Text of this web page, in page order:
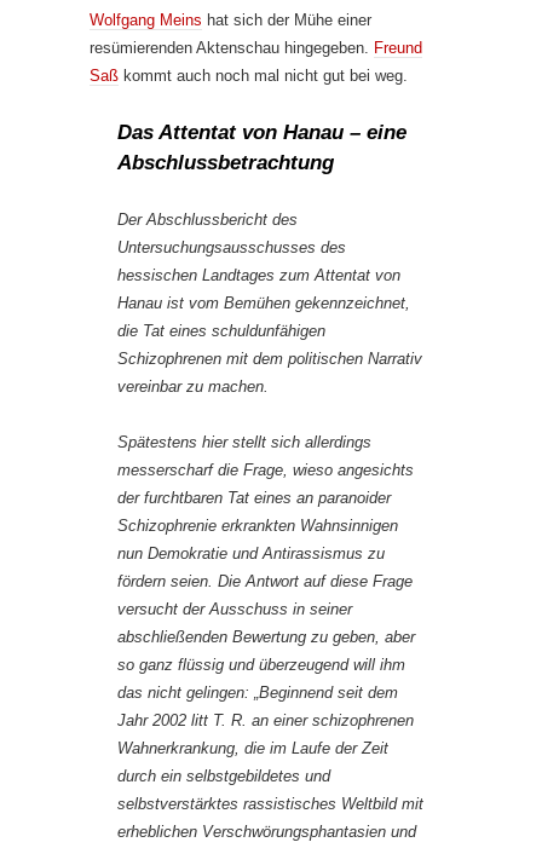
Wolfgang Meins hat sich der Mühe einer
resümierenden Aktenschau hingegeben. Freund
Saß kommt auch noch mal nicht gut bei weg.
Das Attentat von Hanau – eine
Abschlussbetrachtung
Der Abschlussbericht des
Untersuchungsausschusses des
hessischen Landtages zum Attentat von
Hanau ist vom Bemühen gekennzeichnet,
die Tat eines schuldunfähigen
Schizophrenen mit dem politischen Narrativ
vereinbar zu machen.
Spätestens hier stellt sich allerdings
messerscharf die Frage, wieso angesichts
der furchtbaren Tat eines an paranoider
Schizophrenie erkrankten Wahnsinnigen
nun Demokratie und Antirassismus zu
fördern seien. Die Antwort auf diese Frage
versucht der Ausschuss in seiner
abschließenden Bewertung zu geben, aber
so ganz flüssig und überzeugend will ihm
das nicht gelingen: „Beginnend seit dem
Jahr 2002 litt T. R. an einer schizophrenen
Wahnerkrankung, die im Laufe der Zeit
durch ein selbstgebildetes und
selbstverstärktes rassistisches Weltbild mit
erheblichen Verschwörungsphantasien und